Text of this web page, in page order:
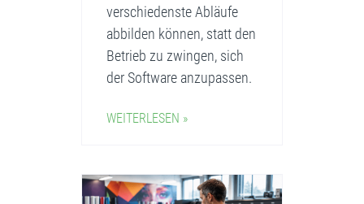
verschiedenste Abläufe
abbilden können, statt den
Betrieb zu zwingen, sich
der Software anzupassen.
WEITERLESEN »